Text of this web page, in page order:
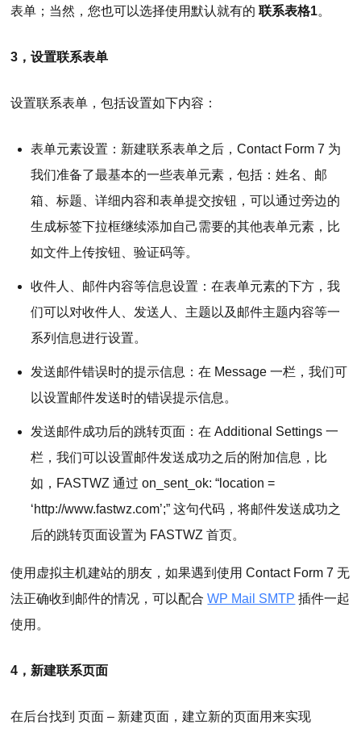
表单；当然，您也可以选择使用默认就有的联系表格1。
3，设置联系表单
设置联系表单，包括设置如下内容：
表单元素设置：新建联系表单之后，Contact Form 7 为
我们准备了最基本的一些表单元素，包括：姓名、邮
箱、标题、详细内容和表单提交按钮，可以通过旁边的
生成标签下拉框继续添加自己需要的其他表单元素，比
如文件上传按钮、验证码等。
收件人、邮件内容等信息设置：在表单元素的下方，我
们可以对收件人、发送人、主题以及邮件主题内容等一
系列信息进行设置。
发送邮件错误时的提示信息：在 Message 一栏，我们可
以设置邮件发送时的错误提示信息。
发送邮件成功后的跳转页面：在 Additional Settings 一
栏，我们可以设置邮件发送成功之后的附加信息，比
如，FASTWZ 通过 on_sent_ok: “location =
‘http://www.fastwz.com’;” 这句代码，将邮件发送成功之
后的跳转页面设置为 FASTWZ 首页。
使用虚拟主机建站的朋友，如果遇到使用 Contact Form 7 无
法正确收到邮件的情况，可以配合WP Mail SMTP 插件一起
使用。
4，新建联系页面
在后台找到 页面 – 新建页面，建立新的页面用来实现